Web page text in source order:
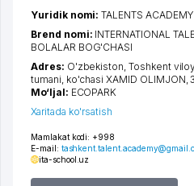
Mamlakat kodi: +998
E-mail:
ita-school.uz
Yuridik nomi:TALENTS
Brend nomi: INTERNATIONAL
BOLALAR BOG'CHASI
Adres: O'zbekiston,Toshkent
tumani, ko'chasi XAMID OLIMJON,
Mo‘ljal: ECOPARK
Xaritada ko'rsatish